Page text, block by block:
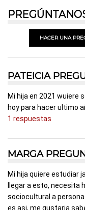
HACER UNA
PATEICIA
Mi hija en 2021 wuiere
hoy para hacer ultimo
1 respuestas
MARGA
Mi hija quiere estudiar
llegar a esto, necesita
sociocultural a
es asi, me gustaria